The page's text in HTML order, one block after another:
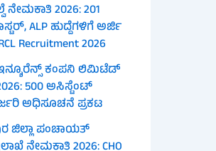
ನೇಮಕಾತಿ 2026: 201
ALP ಹುದ್ದೆಗಳಿಗೆ ಅರ್ಜಿ
Recruitment 2026
ಕಂಪನಿ ಲಿಮಿಟೆಡ್
500 ಅಸಿಸ್ಟೆಂಟ್
ಅಧಿಸೂಚನೆ ಪ್ರಕಟ
ಜಿಲ್ಲಾ ಪಂಚಾಯತ್
ನೇಮಕಾತಿ 2026: CHO